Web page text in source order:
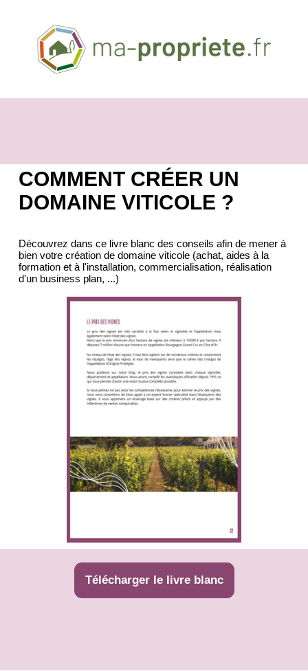
COMMENT CRÉER UN
DOMAINE VITICOLE ?
Découvrez dans ce livre blanc des conseils afin de mener à
bien votre création de domaine viticole (achat, aides à la
formation et à l'installation, commercialisation, réalisation
d'un business plan, ...)
Télécharger le livre blanc